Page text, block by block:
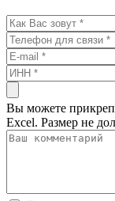
Вы можете
Excel. Размер не